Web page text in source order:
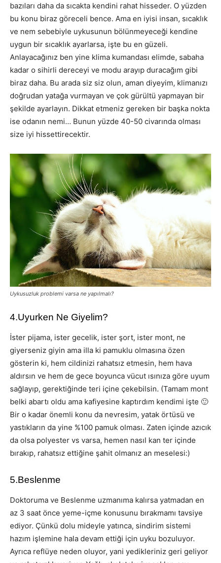
bazıları daha da sıcakta kendini rahat hisseder. O yüzden
bu konu biraz göreceli bence. Ama en iyisi insan, sıcaklık
ve nem sebebiyle uykusunun bölünmeyeceği kendine
uygun bir sıcaklık ayarlarsa, işte bu en güzeli.
Anlayacağınız ben yine klima kumandası elimde, sabaha
kadar o sihirli dereceyi ve modu arayıp duracağım gibi
biraz daha. Bu arada siz siz olun, aman diyeyim, klimanızı
doğrudan yatağa vurmayan ve çok gürültü yapmayan bir
şekilde ayarlayın. Dikkat etmeniz gereken bir başka nokta
ise odanın nemi… Bunun yüzde 40-50 civarında olması
size iyi hissettirecektir.
Uykusuzluk problemi varsa ne yapılmalı?
4.Uyurken Ne Giyelim?
İster pijama, ister gecelik, ister şort, ister mont, ne
giyerseniz giyin ama illa ki pamuklu olmasına özen
gösterin ki, hem cildinizi rahatsız etmesin, hem hava
aldırsın ve hem de gece boyunca vücut ısınıza göre uyum
sağlayıp, gerektiğinde teri içine çekebilsin. (Tamam mont
belki abartı oldu ama kafiyesine kaptırdım kendimi işte 🙂
Bir o kadar önemli konu da nevresim, yatak örtüsü ve
yastıkların da yine %100 pamuk olması. Zaten içinde azıcık
da olsa polyester vs varsa, hemen nasıl kan ter içinde
bırakıp, rahatsız ettiğine şahit olmanız an meselesi:)
5.Beslenme
Doktoruma ve Beslenme uzmanıma kalırsa yatmadan en
az 3 saat önce yeme-içme konusunu bırakmamı tavsiye
ediyor. Çünkü dolu mideyle yatınca, sindirim sistemi
hazım işlemine hala devam ettiği için uyku bozuluyor.
Ayrıca reflüye neden oluyor, yani yedikleriniz geri geliyor